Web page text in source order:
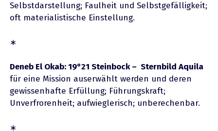
Selbstdarstellung; Faulheit und Selbstgefälligkeit;
oft materialistische Einstellung.
∗
Deneb El Okab: 19°21 Steinbock – Sternbild Aquila
für eine Mission auserwählt werden und deren
gewissenhafte Erfüllung; Führungskraft;
Unverfrorenheit; aufwieglerisch; unberechenbar.
∗